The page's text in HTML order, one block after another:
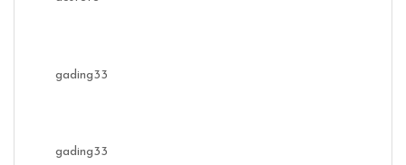
gading33
gading33